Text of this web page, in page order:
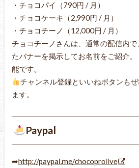
・チョコパイ（790円 / 月）
・チョコケーキ（2,990円 / 月）
・チョコチーノ（12,000円 / 月）
チョコチーノさんは、通常の配信内
たバナーを掲示してお名前をご紹介
能です。
チャンネル登録といいねボタンも
ます。
Paypal
➡http://paypal.me/chocoprolive